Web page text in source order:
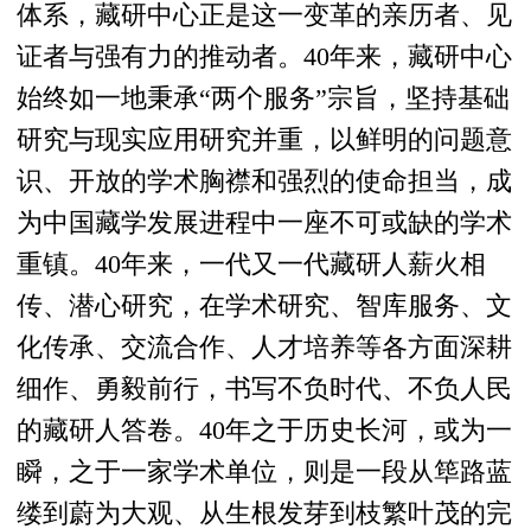
体系，藏研中心正是这一变革的亲历者、见
证者与强有力的推动者。40年来，藏研中心
始终如一地秉承“两个服务”宗旨，坚持基础
研究与现实应用研究并重，以鲜明的问题意
识、开放的学术胸襟和强烈的使命担当，成
为中国藏学发展进程中一座不可或缺的学术
重镇。40年来，一代又一代藏研人薪火相
传、潜心研究，在学术研究、智库服务、文
化传承、交流合作、人才培养等各方面深耕
细作、勇毅前行，书写不负时代、不负人民
的藏研人答卷。40年之于历史长河，或为一
瞬，之于一家学术单位，则是一段从筚路蓝
缕到蔚为大观、从生根发芽到枝繁叶茂的完